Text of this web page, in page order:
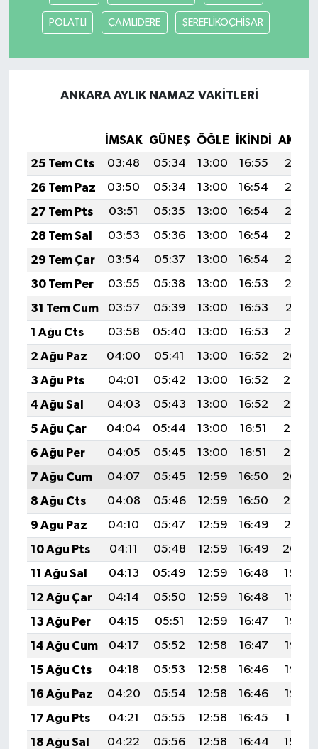
POLATLI ÇAMLIDERE ŞEREFLİKOÇHİSAR
ANKARA AYLIK NAMAZ VAKITLERI
İMSAK GÜNEŞ ÖĞLE İKINDI
25 Tem Cts
03:48 05:34 13:00 16:55
20:17
26 Tem Paz
03:50 05:34 13:00 16:54
20:16
27 Tem Pts
03:51 05:35 13:00 16:54
20:15
28 Tem Sal
03:53 05:36 13:00 16:54
20:14
29 Tem Çar
03:54 05:37 13:00 16:54
20:13
30 Tem Per
03:55 05:38 13:00 16:53
20:12
31 Tem Cum
03:57 05:39 13:00 16:53
20:11
1 Ağu Cts
03:58 05:40 13:00 16:53
20:10
2 Ağu Paz
04:00 05:41 13:00 16:52
20:09
3 Ağu Pts
04:01 05:42 13:00 16:52
20:08
4 Ağu Sal
04:03 05:43 13:00 16:52
20:07
5 Ağu Çar
04:04 05:44 13:00 16:51
20:06
6 Ağu Per
04:05 05:45 13:00 16:51
20:05
7 Ağu Cum
04:07 05:45 12:59 16:50
20:04
8 Ağu Cts
04:08 05:46 12:59 16:50
20:02
9 Ağu Paz
04:10 05:47 12:59 16:49
20:01
10 Ağu Pts
04:11 05:48 12:59 16:49
20:00
11 Ağu Sal
04:13 05:49 12:59 16:48
19:59
12 Ağu Çar
04:14 05:50 12:59 16:48
19:57
13 Ağu Per
04:15 05:51 12:59 16:47
19:56
14 Ağu Cum
04:17 05:52 12:58 16:47
19:55
15 Ağu Cts
04:18 05:53 12:58 16:46
19:53
16 Ağu Paz
04:20 05:54 12:58 16:46
19:52
17 Ağu Pts
04:21 05:55 12:58 16:45
19:51
18 Ağu Sal
04:22 05:56 12:58 16:44
19:49